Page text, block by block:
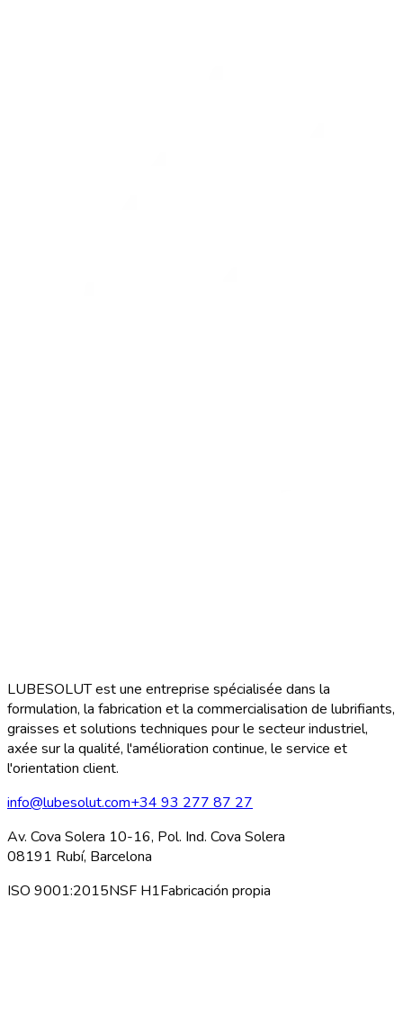
LUBESOLUT est une entreprise spécialisée dans la
formulation, la fabrication et la commercialisation de lubrifiants,
graisses et solutions techniques pour le secteur industriel,
axée sur la qualité, l'amélioration continue, le service et
l'orientation client.
info@lubesolut.com+34 93 277 87 27
Av. Cova Solera 10-16, Pol. Ind. Cova Solera
08191 Rubí, Barcelona
ISO 9001:2015NSF H1Fabricación propia